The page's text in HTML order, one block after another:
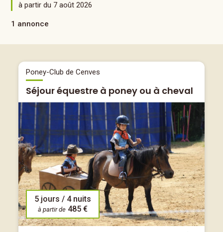
à partir du 7 août 2026
1 annonce
Poney-Club de Cenves
Séjour équestre à poney ou à cheval
5 jours / 4 nuits
à partir de 485 €